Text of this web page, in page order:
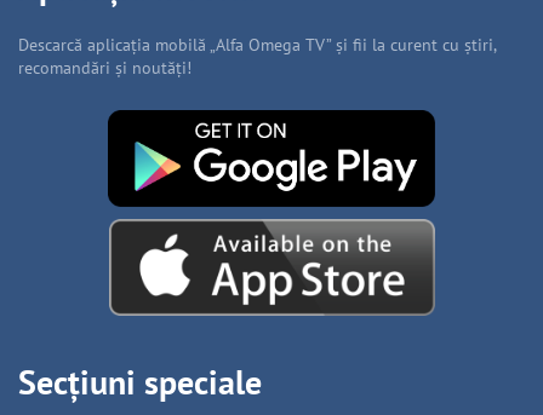
Descarcă aplicația mobilă „Alfa Omega TV” și fii la curent cu știri,
recomandări și noutăți!
Secțiuni speciale